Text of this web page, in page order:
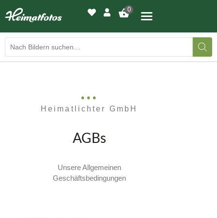
0
DRUCKQUALITÄTEN
WIR DRUCKEN IHR BILD
AUSSTELLUNGEN
Heimatlichter GmbH
AGBs
Unsere Allgemeinen
Geschäftsbedingungen